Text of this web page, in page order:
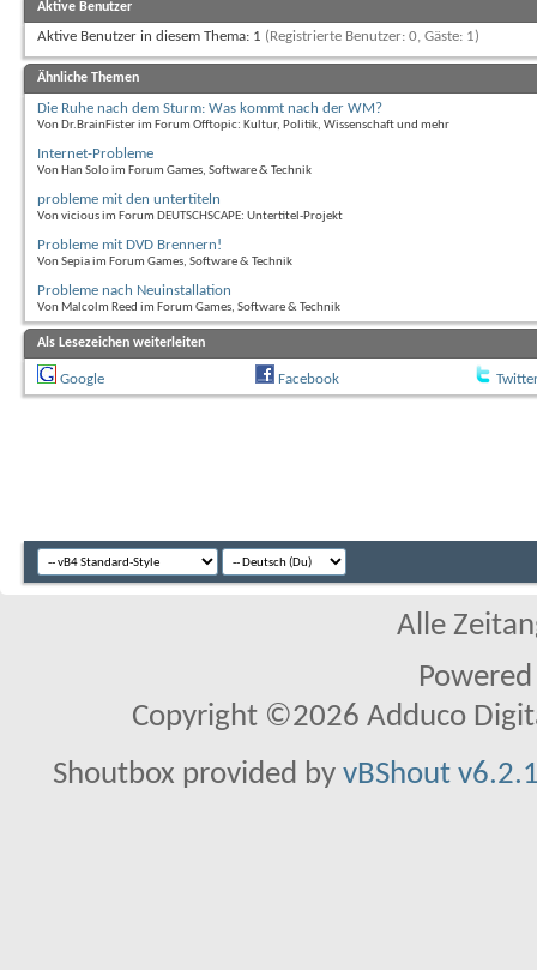
Aktive Benutzer
Aktive Benutzer in diesem Thema: 1 (Registrierte Benutzer: 0, Gäste: 1)
Ähnliche Themen
Die Ruhe nach dem Sturm: Was kommt nach der WM?
Von Dr.BrainFister im Forum Offtopic: Kultur, Politik, Wissenschaft und mehr
Internet-Probleme
Von Han Solo im Forum Games, Software & Technik
probleme mit den untertiteln
Von vicious im Forum DEUTSCHSCAPE: Untertitel-Projekt
Probleme mit DVD Brennern!
Von Sepia im Forum Games, Software & Technik
Probleme nach Neuinstallation
Von Malcolm Reed im Forum Games, Software & Technik
Als Lesezeichen weiterleiten
Google Facebook
Alle
Copyright ©2026 Adduco
Shoutbox provided by vBShout